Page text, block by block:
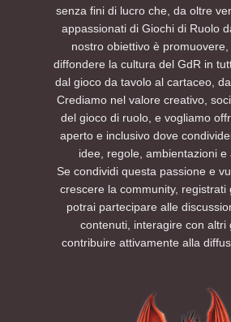
senza fini di lucro che, da oltre
appassionati di Giochi di Ruolo
nostro obiettivo è
diffondere la cultura del GdR in
dal gioco da tavolo al cartaceo,
Crediamo nel valore creativo,
del gioco di ruolo, e vogliamo
aperto e inclusivo dove
idee, regole, ambientazioni e
Se condividi questa passione e
crescere la community, registrati
potrai partecipare alle
contenuti, interagire con altri
contribuire attivamente alla